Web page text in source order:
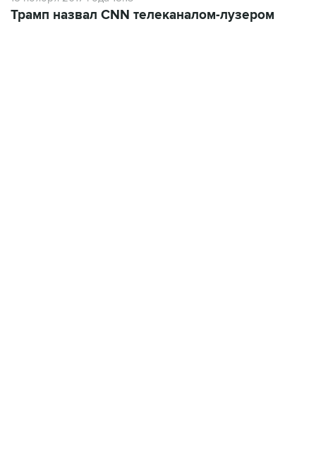
Трамп назвал CNN телеканалом-лузером